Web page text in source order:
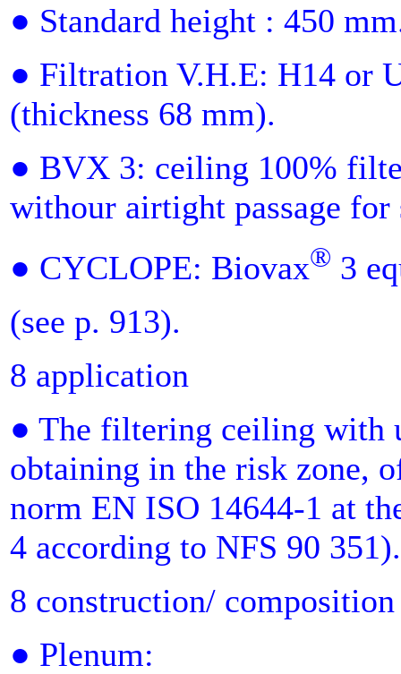
● Standard height : 450
● Filtration V.H.E: H14 or
(thickness 68 mm).
● BVX 3: ceiling 100%
withour airtight passage
● CYCLOPE: Biovax® 3
(see p. 913).
8 application
● The filtering ceiling with
obtaining in the risk zone,
norm EN ISO 14644-1 at
4 according to NFS 90 351).
8 construction/ composition
● Plenum: